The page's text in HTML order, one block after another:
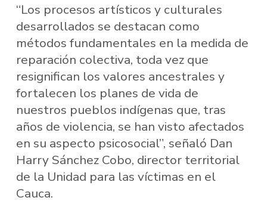
“Los procesos artísticos y culturales
desarrollados se destacan como
métodos fundamentales en la medida de
reparación colectiva, toda vez que
resignifican los valores ancestrales y
fortalecen los planes de vida de
nuestros pueblos indígenas que, tras
años de violencia, se han visto afectados
en su aspecto psicosocial”, señaló Dan
Harry Sánchez Cobo, director territorial
de la Unidad para las víctimas en el
Cauca.